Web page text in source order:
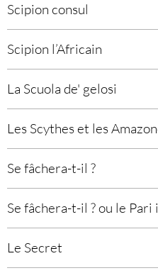
Scipion consul
Scipion l’Africain
La Scuola de' gelosi
Les Scythes et les
Se fâchera-t-il ?
Se fâchera-t-il ? ou le
Le Secret